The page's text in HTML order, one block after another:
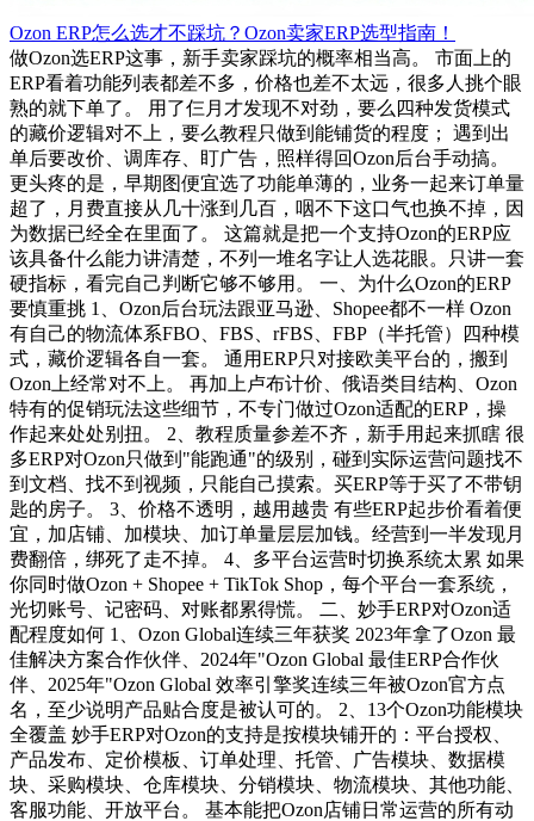
Ozon ERP怎么选才不踩坑？Ozon卖家ERP选型指南！
做Ozon选ERP这事，新手卖家踩坑的概率相当高。 市面上的
ERP看着功能列表都差不多，价格也差不太远，很多人挑个眼
熟的就下单了。 用了仨月才发现不对劲，要么四种发货模式
的藏价逻辑对不上，要么教程只做到能铺货的程度； 遇到出
单后要改价、调库存、盯广告，照样得回Ozon后台手动搞。
更头疼的是，早期图便宜选了功能单薄的，业务一起来订单量
超了，月费直接从几十涨到几百，咽不下这口气也换不掉，因
为数据已经全在里面了。 这篇就是把一个支持Ozon的ERP应
该具备什么能力讲清楚，不列一堆名字让人选花眼。只讲一套
硬指标，看完自己判断它够不够用。 一、为什么Ozon的ERP
要慎重挑 1、Ozon后台玩法跟亚马逊、Shopee都不一样 Ozon
有自己的物流体系FBO、FBS、rFBS、FBP（半托管）四种模
式，藏价逻辑各自一套。 通用ERP只对接欧美平台的，搬到
Ozon上经常对不上。 再加上卢布计价、俄语类目结构、Ozon
特有的促销玩法这些细节，不专门做过Ozon适配的ERP，操
作起来处处别扭。 2、教程质量参差不齐，新手用起来抓瞎 很
多ERP对Ozon只做到"能跑通"的级别，碰到实际运营问题找不
到文档、找不到视频，只能自己摸索。买ERP等于买了不带钥
匙的房子。 3、价格不透明，越用越贵 有些ERP起步价看着便
宜，加店铺、加模块、加订单量层层加钱。经营到一半发现月
费翻倍，绑死了走不掉。 4、多平台运营时切换系统太累 如果
你同时做Ozon + Shopee + TikTok Shop，每个平台一套系统，
光切账号、记密码、对账都累得慌。 二、妙手ERP对Ozon适
配程度如何 1、Ozon Global连续三年获奖 2023年拿了Ozon 最
佳解决方案合作伙伴、2024年"Ozon Global 最佳ERP合作伙
伴、2025年"Ozon Global 效率引擎奖连续三年被Ozon官方点
名，至少说明产品贴合度是被认可的。 2、13个Ozon功能模块
全覆盖 妙手ERP对Ozon的支持是按模块铺开的：平台授权、
产品发布、定价模板、订单处理、托管、广告模块、数据模
块、采购模块、仓库模块、分销模块、物流模块、其他功能、
客服功能、开放平台。 基本能把Ozon店铺日常运营的所有动